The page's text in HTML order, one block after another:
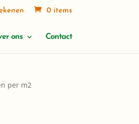
0 items
ons Contact
per m2